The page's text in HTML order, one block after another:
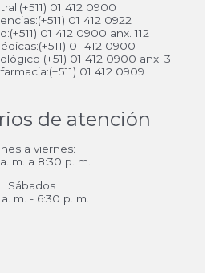
01 412 0900
01 412 0922
01 412 0900 anx. 112
01 412 0900
(+51) 01 412 0900 anx. 3
01 412 0909
de atención
a viernes:
m. a 8:30 p. m.
Sábados
m. - 6:30 p. m.